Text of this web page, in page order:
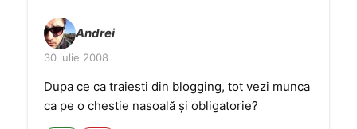
Andrei
30 iulie 2008
Dupa ce ca traiesti din blogging, tot vezi munca
ca pe o chestie nasoală şi obligatorie?